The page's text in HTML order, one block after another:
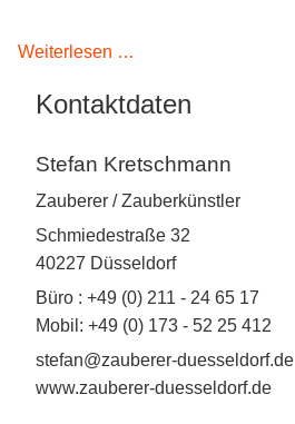
Weiterlesen …
Bonn
Rhein
Kontaktdaten
Stefan Kretschmann
Zauberer / Zauberkünstler
Schmiedestraße 32
40227 Düsseldorf
Büro : +49 (0) 211 - 24 65 17
Mobil: +49 (0) 173 - 52 25 412
stefan@zauberer-duesseldorf.de
www.zauberer-duesseldorf.de